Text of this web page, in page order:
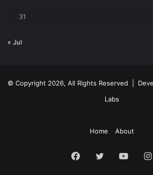
31
« Jul
© Copyright 2026, All Rights Reserved |
Labs
Home About
Facebook
Twitter